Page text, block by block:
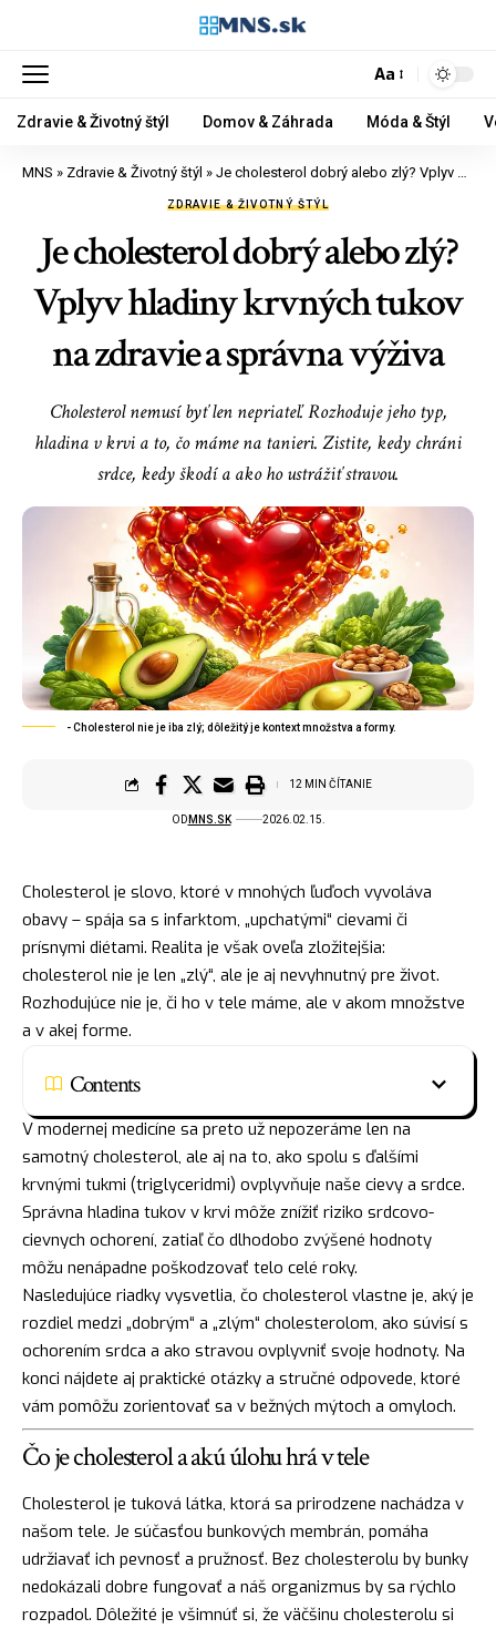
Aa
Zdravie & Životný štýl Domov & Záhrada Móda & Štýl
MNS » Zdravie & Životný štýl » Je cholesterol dobrý alebo zlý? Vplyv hladiny krvných tukov na zdravie a správna výživa
ZDRAVIE & ŽIVOTNÝ ŠTÝL
Je cholesterol dobrý alebo zlý?
Vplyv hladiny krvných tukov
na zdravie a správna výživa
Cholesterol nemusí byť len nepriateľ. Rozhoduje jeho typ,
hladina v krvi a to, čo máme na tanieri. Zistite, kedy chráni
srdce, kedy škodí a ako ho ustrážiť stravou.
- Cholesterol nie je iba zlý; dôležitý je kontext množstva a formy.
OD MNS.SK 2026.02.15.
12 MIN ČÍTANIE
Cholesterol je slovo, ktoré v mnohých ľuďoch vyvoláva
obavy – spája sa s infarktom, „upchatými“ cievami či
prísnymi diétami. Realita je však oveľa zložitejšia:
cholesterol nie je len „zlý“, ale je aj nevyhnutný pre život.
Rozhodujúce nie je, či ho v tele máme, ale v akom množstve
a v akej forme.
Contents
V modernej medicíne sa preto už nepozeráme len na
samotný cholesterol, ale aj na to, ako spolu s ďalšími
krvnými tukmi (triglyceridmi) ovplyvňuje naše cievy a srdce.
Správna hladina tukov v krvi môže znížiť riziko srdcovo-
cievnych ochorení, zatiaľ čo dlhodobo zvýšené hodnoty
môžu nenápadne poškodzovať telo celé roky.
Nasledujúce riadky vysvetlia, čo cholesterol vlastne je, aký je
rozdiel medzi „dobrým“ a „zlým“ cholesterolom, ako súvisí s
ochorením srdca a ako stravou ovplyvniť svoje hodnoty. Na
konci nájdete aj praktické otázky a stručné odpovede, ktoré
vám pomôžu zorientovať sa v bežných mýtoch a omyloch.
Čo je cholesterol a akú úlohu hrá v tele
Cholesterol je tuková látka, ktorá sa prirodzene nachádza v
našom tele. Je súčasťou bunkových membrán, pomáha
udržiavať ich pevnosť a pružnosť. Bez cholesterolu by bunky
nedokázali dobre fungovať a náš organizmus by sa rýchlo
rozpadol. Dôležité je všimnúť si, že väčšinu cholesterolu si